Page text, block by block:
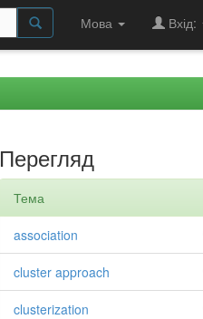
Мова Вхід:
Перегляд
Тема
association
cluster approach
clusterization